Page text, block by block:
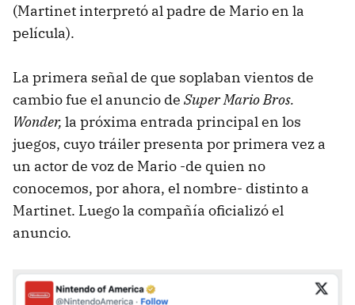
(Martinet interpretó al padre de Mario en la
película).
La primera señal de que soplaban vientos de
cambio fue el anuncio de Super Mario Bros.
Wonder, la próxima entrada principal en los
juegos, cuyo tráiler presenta por primera vez a
un actor de voz de Mario -de quien no
conocemos, por ahora, el nombre- distinto a
Martinet. Luego la compañía oficializó el
anuncio.